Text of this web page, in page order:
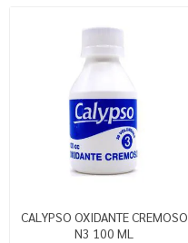
CALYPSO OXIDANTE CREMOSO
N3 100 ML